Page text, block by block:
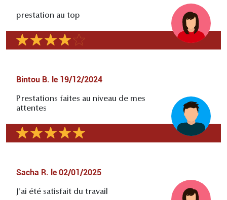
prestation au top
Bintou B. le 19/12/2024
Prestations faites au niveau de mes
attentes
Sacha R. le 02/01/2025
J'ai été satisfait du travail